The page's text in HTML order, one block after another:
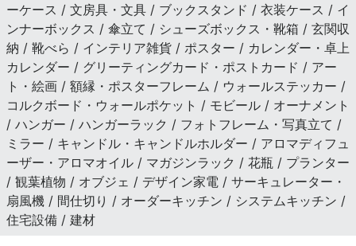
ーケース / 文房具・文具 / ブックスタンド / 衣装ケース / イ
ンナーボックス / 傘立て / シューズボックス・靴箱 / 玄関収
納 / 靴べら / インテリア雑貨 / ポスター / カレンダー・卓上
カレンダー / グリーティングカード・ポストカード / アー
ト・絵画 / 額縁・ポスターフレーム / ウォールステッカー /
コルクボード・ウォールポケット / モビール / オーナメント
/ ハンガー / ハンガーラック / フォトフレーム・写真立て /
ミラー / キャンドル・キャンドルホルダー / アロマディフュ
ーザー・アロマオイル / マガジンラック / 花瓶 / プランター
/ 観葉植物 / オブジェ / デザイン家電 / サーキュレーター・
扇風機 / 間仕切り / オーダーキッチン / システムキッチン /
住宅設備 / 建材